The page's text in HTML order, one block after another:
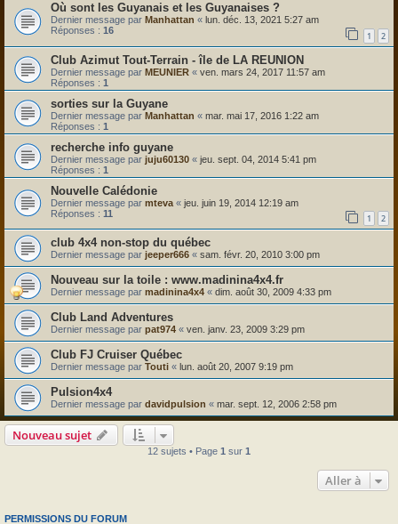
Où sont les Guyanais et les Guyanaises ?
Dernier message par Manhattan « lun. déc. 13, 2021 5:27 am
Réponses : 16 1 2
Club Azimut Tout-Terrain - île de LA REUNION
Dernier message par MEUNIER « ven. mars 24, 2017 11:57 am
Réponses : 1
sorties sur la Guyane
Dernier message par Manhattan « mar. mai 17, 2016 1:22 am
Réponses : 1
recherche info guyane
Dernier message par juju60130 « jeu. sept. 04, 2014 5:41 pm
Réponses : 1
Nouvelle Calédonie
Dernier message par mteva « jeu. juin 19, 2014 12:19 am
Réponses : 11 1 2
club 4x4 non-stop du québec
Dernier message par jeeper666 « sam. févr. 20, 2010 3:00 pm
Nouveau sur la toile : www.madinina4x4.fr
Dernier message par madinina4x4 « dim. août 30, 2009 4:33 pm
Club Land Adventures
Dernier message par pat974 « ven. janv. 23, 2009 3:29 pm
Club FJ Cruiser Québec
Dernier message par Touti « lun. août 20, 2007 9:19 pm
Pulsion4x4
Dernier message par davidpulsion « mar. sept. 12, 2006 2:58 pm
Nouveau sujet
12 sujets • Page 1 sur 1
Aller à
PERMISSIONS DU FORUM